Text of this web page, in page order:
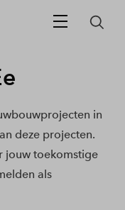
in
deze projecten.
jouw toekomstige
als